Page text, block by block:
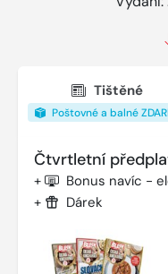
Tištěné
Poštovné a balné
Čtvrtletní
+ Bonus navíc -
+ Dárek